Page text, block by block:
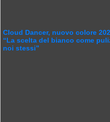
Cloud Dancer, nuovo colore
“La scelta del bianco come
noi stessi”